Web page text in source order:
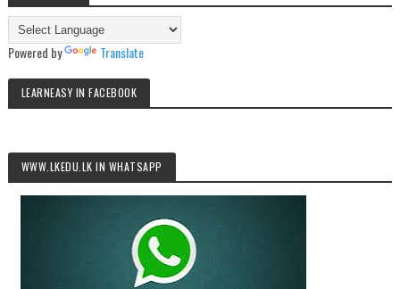
Powered by Translate
LEARNEASY IN FACEBOOK
WWW.LKEDU.LK IN WHATSAPP